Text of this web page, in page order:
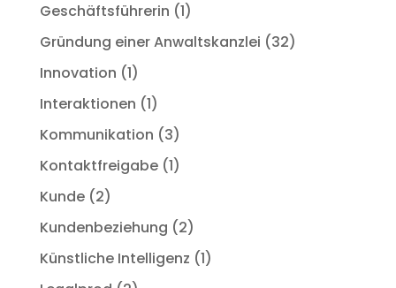
Geschäftsführerin (1)
Gründung einer Anwaltskanzlei (32)
Innovation (1)
Interaktionen (1)
Kommunikation (3)
Kontaktfreigabe(1)
Kunde(2)
Kundenbeziehung (2)
Künstliche Intelligenz (1)